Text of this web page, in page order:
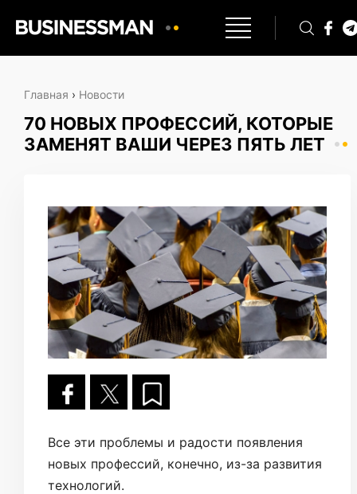
Главная › Новости
70 НОВЫХ ПРОФЕССИЙ, КОТОРЫЕ
ЗАМЕНЯТ ВАШИ ЧЕРЕЗ ПЯТЬ ЛЕТ
Все эти проблемы и радости появления
новых профессий, конечно, из-за развития
технологий.